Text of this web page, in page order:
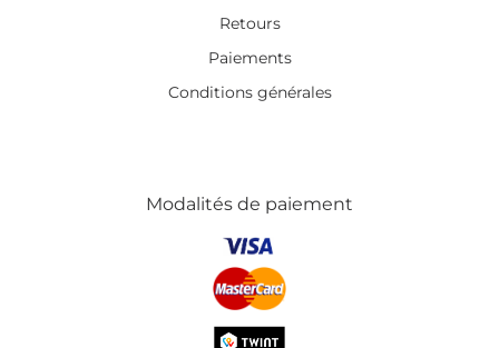
Retours
Paiements
Conditions générales
Modalités de paiement